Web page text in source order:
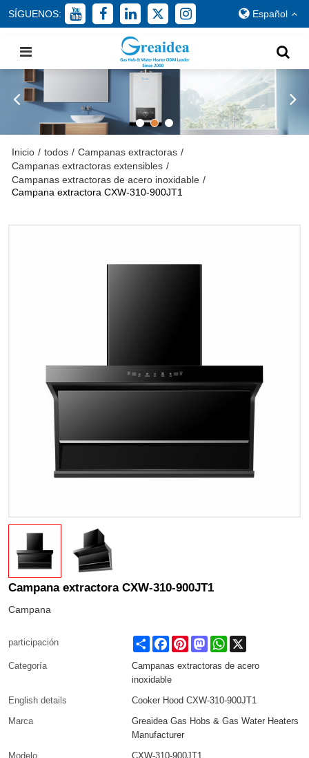
SÍGUENOS: Español
Inicio / todos / Campanas extractoras /
Campanas extractoras extensibles /
Campanas extractoras de acero inoxidable /
Campana extractora CXW-310-900JT1
Campana extractora CXW-310-900JT1
Campana
participación ShareFacebookPinterestMastodonWhatsApp
Categoría
Campanas extractoras de acero
inoxidable
English details
Cooker Hood CXW-310-900JT1
Marca
Greaidea Gas Hobs & Gas Water Heaters
Manufacturer
Modelo
CXW-310-900JT1